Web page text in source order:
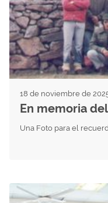
18 de noviembre de
En memoria
Una Foto para el